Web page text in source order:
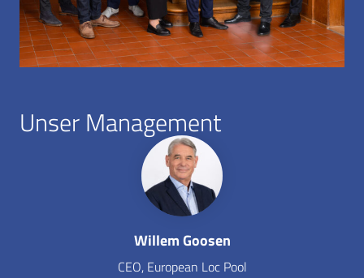
Unser Management
Willem Goosen
CEO, European Loc Pool